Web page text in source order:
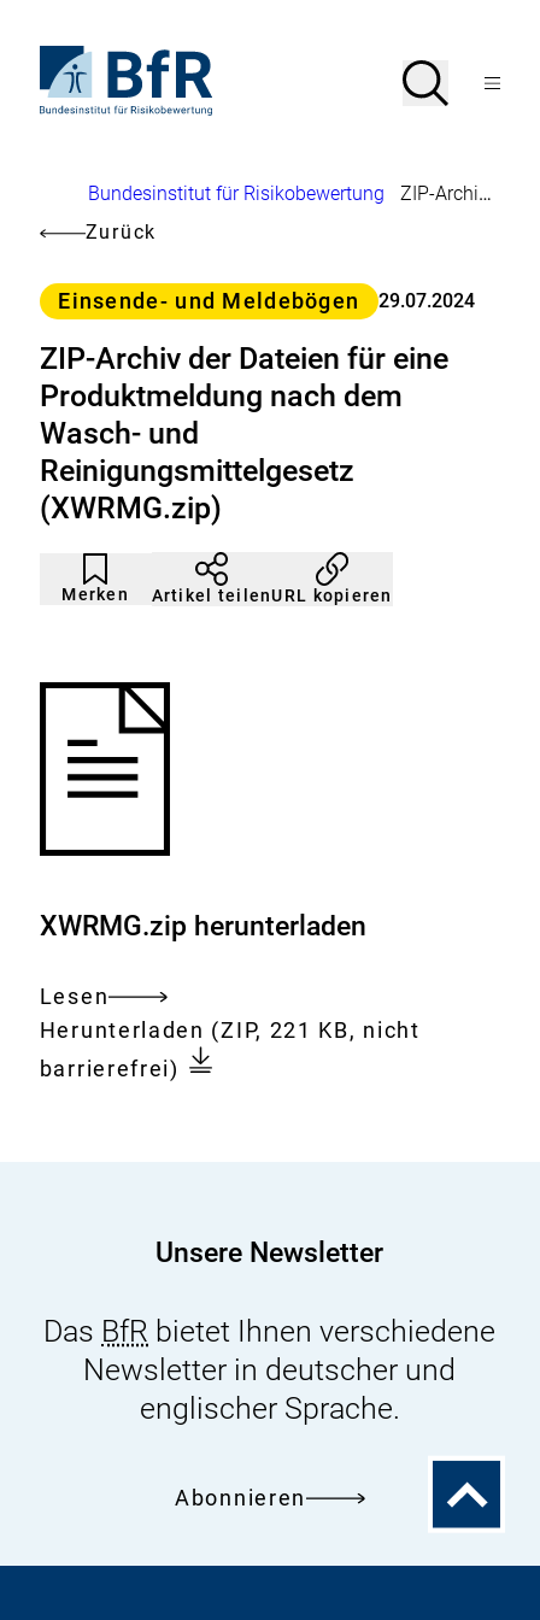
Seiteninhalt
springenStartseite
von
Suche
SucheMenü
Brotkrumennavigation
Bundesinstitut für Risikobewertung
ZIP-Archiv der Dateien für eine Produktmeldung nach dem Wasch- und Reinigungsmittelgesetz (XWRMG.zip)
Zurück
Kategorie
Einsende- und Meldebögen 29.07.2024
ZIP-Archiv der Dateien für eine
Produktmeldung nach dem
Wasch- und
Reinigungsmittelgesetz
(XWRMG.zip)
Merken
Artikel
nicht
gemerkt
Durch
Klicken
der
Artikel teilenURL kopieren
XWRMG.zip herunterladen
Lesen
Gesamtes
Dokument
Download:
Herunterladen ZIP-
Archiv
nach
Wasch-
und
Reinigungsmittelgesetz
(ZIP, 221 KB, nicht
barrierefrei)
Unsere Newsletter
Das BfR bietet Ihnen verschiedene
Newsletter in deutscher und
englischer Sprache.
Abonnieren
Zum